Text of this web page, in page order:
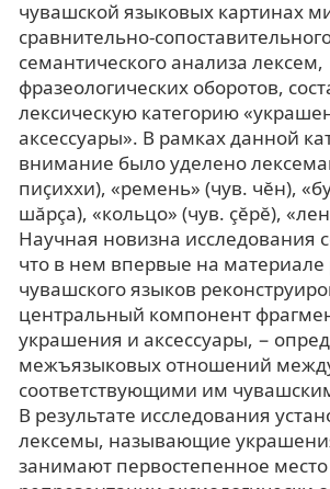
чувашской языковых картинах
сравнительно-
семантического анализа лексем,
фразеологических оборотов,
лексическую категорию
аксессуары». В рамках данной
внимание было уделено
пиçиххи), «ремень» (чув. чĕн),
шăрçа), «кольцо» (чув. çĕрĕ),
Научная новизна исследования
что в нем впервые на материале
чувашского языков
центральный компонент
украшения и аксессуары, −
межъязыковых отношений
соответствующими им
В результате исследования
лексемы, называющие
занимают первостепенное место